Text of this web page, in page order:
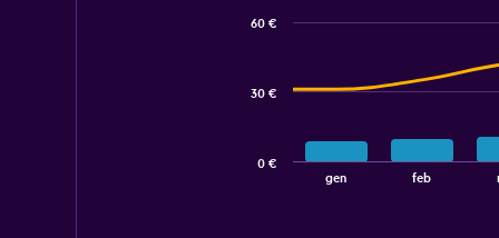
gen feb
0 €
30 €
60 €
End